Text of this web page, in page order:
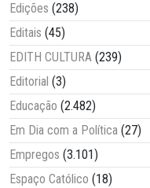
Edições (238)
Editais (45)
EDITH CULTURA (239)
Editorial (3)
Educação (2.482)
Em Dia com a Política (27)
Empregos (3.101)
Espaço Católico (18)